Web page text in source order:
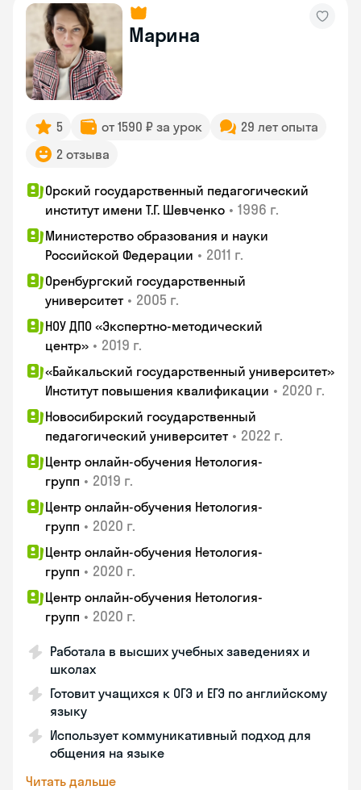
Марина
5 от 1590 ₽ за урок
29 лет опыта
2 отзыва
Орский государственный педагогический
институт имени Т.Г. Шевченко • 1996 г.
Министерство образования и науки
Российской Федерации • 2011 г.
Оренбургский государственный
университет • 2005 г.
НОУ ДПО «Экспертно-методический
центр» • 2019 г.
«Байкальский государственный университет»
Институт повышения квалификации • 2020 г.
Новосибирский государственный
педагогический университет • 2022 г.
Центр онлайн-обучения Нетология-
групп • 2019 г.
Центр онлайн-обучения Нетология-
групп • 2020 г.
Центр онлайн-обучения Нетология-
групп • 2020 г.
Центр онлайн-обучения Нетология-
групп • 2020 г.
Работала в высших учебных заведениях и
школах
Готовит учащихся к ОГЭ и ЕГЭ по английскому
языку
Использует коммуникативный подход для
общения на языке
Читать дальше